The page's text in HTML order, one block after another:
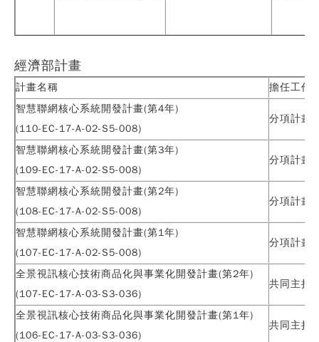
經濟部計畫
計畫名稱
擔任工作
智慧聯網核心系統開發計畫(第4年)
(110-EC-17-A-02-S5-008)
分項計畫
智慧聯網核心系統開發計畫(第3年)
(109-EC-17-A-02-S5-008)
分項計畫
智慧聯網核心系統開發計畫(第2年)
(108-EC-17-A-02-S5-008)
分項計畫
智慧聯網核心系統開發計畫(第1年)
(107-EC-17-A-02-S5-008)
分項計畫
全景視訊核心技術商品化與事業化開發計畫(第2年)
(107-EC-17-A-03-S3-036)
共同主持
全景視訊核心技術商品化與事業化開發計畫(第1年)
(106-EC-17-A-03-S3-036)
共同主持